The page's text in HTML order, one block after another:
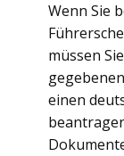
Wenn Sie
müssen
einen